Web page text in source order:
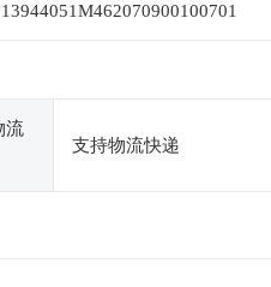
流
支持物流快递